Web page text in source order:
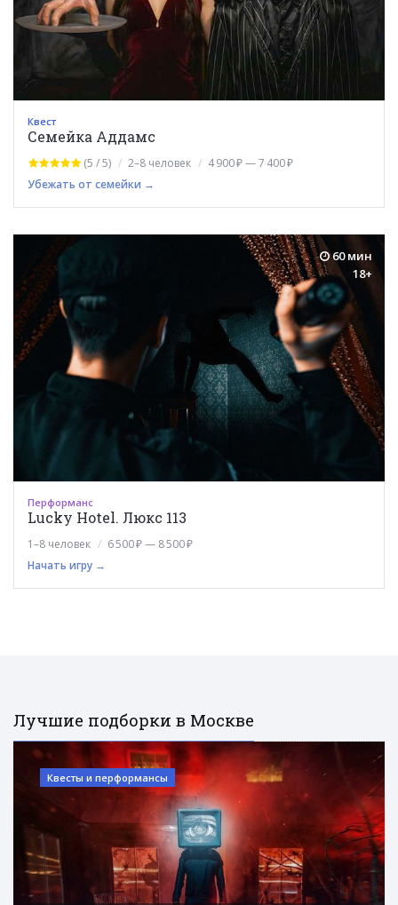
Квест
Семейка Аддамс
(5 / 5) 2–8 человек
4 900 ₽ — 7 400 ₽
Убежать от семейки →
60 мин
18+
Перформанс
Lucky Hotel. Люкс 113
1–8 человек
6 500 ₽ — 8 500 ₽
Начать игру →
Лучшие подборки в Москве
Квесты и перформансы